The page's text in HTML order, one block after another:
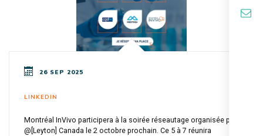
26 SEP 2025
LINKEDIN
Montréal InVivo participera à la soirée réseautage organisée par
@[Leyton] Canada le 2 octobre prochain. Ce 5 à 7 réunira